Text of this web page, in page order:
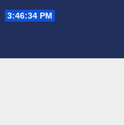
3:46:35 PM